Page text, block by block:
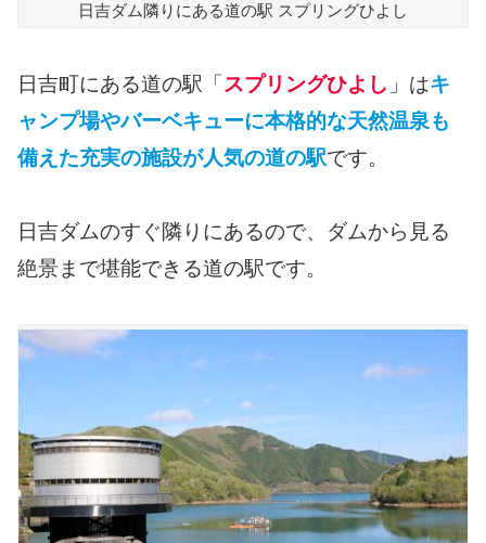
日吉ダム隣りにある道の駅 スプリングひよし
日吉町にある道の駅「スプリングひよし 」はキ
ャンプ場やバーベキューに本格的な天然温泉も
備えた充実の施設が人気の道の駅です。
日吉ダムのすぐ隣りにあるので、ダムから見る
絶景まで堪能できる道の駅です。